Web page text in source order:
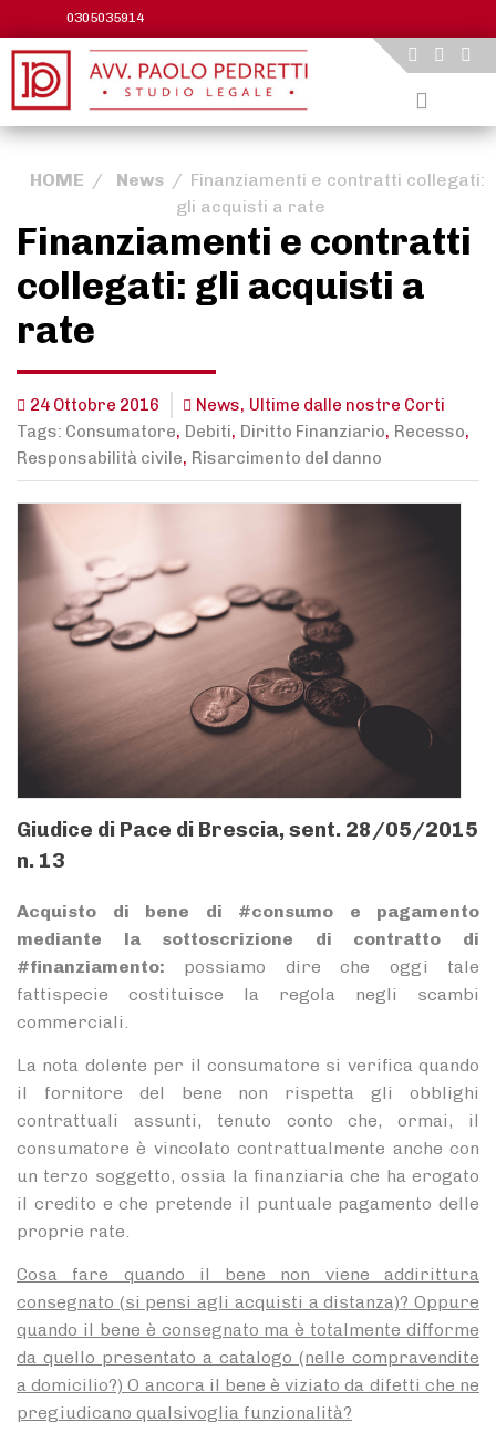
to
content
0305035914
HOME / News / Finanziamenti e contratti collegati:
gli acquisti a rate
Finanziamenti e contratti
collegati: gli acquisti a
rate
24 Ottobre 2016 News, Ultime dalle nostre Corti
Tags: Consumatore, Debiti, Diritto Finanziario, Recesso,
Responsabilità civile, Risarcimento del danno
Giudice di Pace di Brescia, sent. 28/05/2015
n. 13
Acquisto di bene di #consumo e pagamento
mediante la sottoscrizione di contratto di
#finanziamento: possiamo dire che oggi tale
fattispecie costituisce la regola negli scambi
commerciali.
La nota dolente per il consumatore si verifica quando
il fornitore del bene non rispetta gli obblighi
contrattuali assunti, tenuto conto che, ormai, il
consumatore è vincolato contrattualmente anche con
un terzo soggetto, ossia la finanziaria che ha erogato
il credito e che pretende il puntuale pagamento delle
proprie rate.
Cosa fare quando il bene non viene addirittura
consegnato (si pensi agli acquisti a distanza)? Oppure
quando il bene è consegnato ma è totalmente difforme
da quello presentato a catalogo (nelle compravendite
a domicilio?) O ancora il bene è viziato da difetti che ne
pregiudicano qualsivoglia funzionalità?